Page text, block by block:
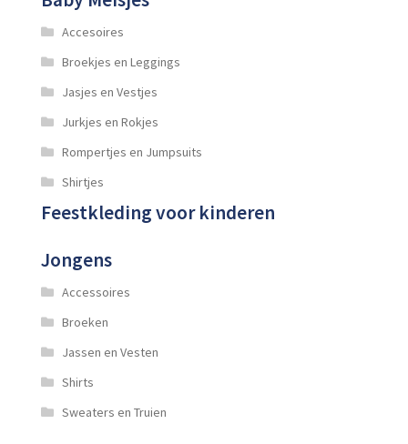
Accesoires
Broekjes en Leggings
Jasjes en Vestjes
Jurkjes en Rokjes
Rompertjes en Jumpsuits
Shirtjes
Feestkleding voor kinderen
Jongens
Accessoires
Broeken
Jassen en Vesten
Shirts
Sweaters en Truien